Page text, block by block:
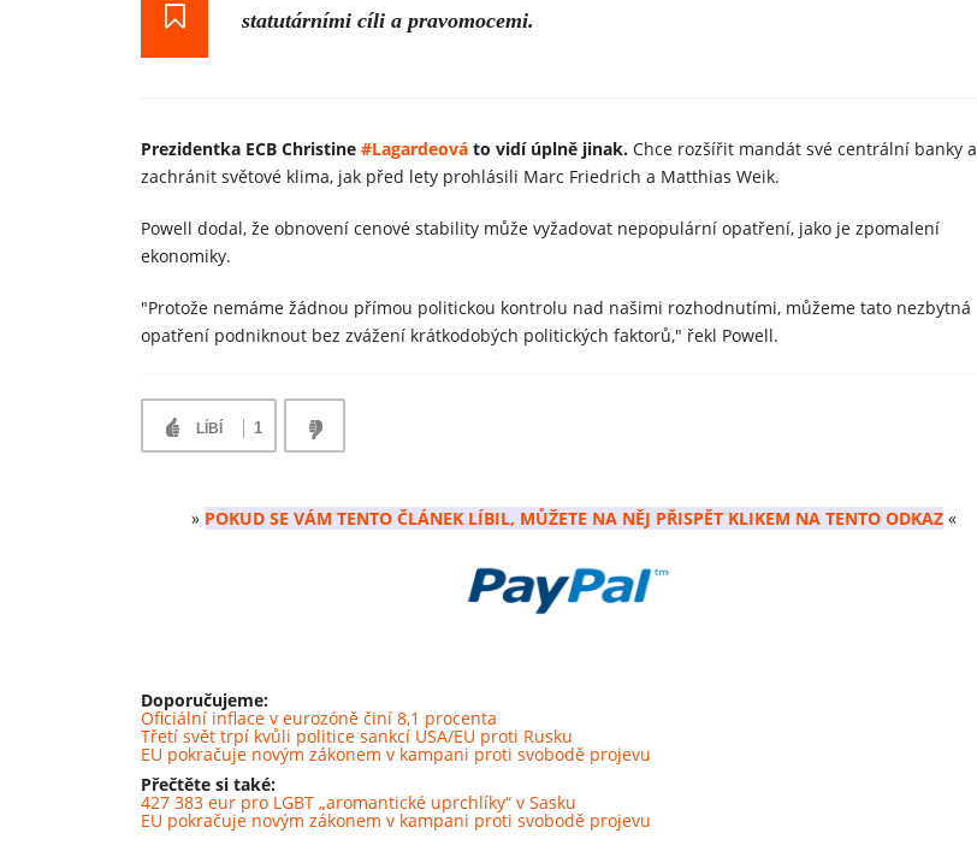
statutárními cíli a pravomocemi.
Prezidentka ECB Christine #Lagardeová to vidí úplně jinak. Chce rozšířit mandát své centrální banky a
zachránit světové klima, jak před lety prohlásili Marc Friedrich a Matthias Weik.
Powell dodal, že obnovení cenové stability může vyžadovat nepopulární opatření, jako je zpomalení
ekonomiky.
"Protože nemáme žádnou přímou politickou kontrolu nad našimi rozhodnutími, můžeme tato nezbytná
opatření podniknout bez zvážení krátkodobých politických faktorů," řekl Powell.
LÍBÍ 1
» POKUD SE VÁM TENTO ČLÁNEK LÍBIL, MŮŽETE NA NĚJ PŘISPĚT KLIKEM NA TENTO ODKAZ «
Doporučujeme:
Oficiální inflace v eurozóně činí 8,1 procenta
Třetí svět trpí kvůli politice sankcí USA/EU proti Rusku
EU pokračuje novým zákonem v kampani proti svobodě projevu
Přečtěte si také:
427 383 eur pro LGBT „aromantické uprchlíky“ v Sasku
EU pokračuje novým zákonem v kampani proti svobodě projevu